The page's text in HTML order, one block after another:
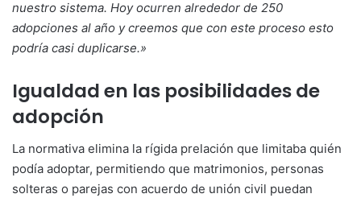
nuestro sistema. Hoy ocurren alrededor de 250
adopciones al año y creemos que con este proceso esto
podría casi duplicarse.»
Igualdad en las posibilidades de
adopción
La normativa elimina la rígida prelación que limitaba quién
podía adoptar, permitiendo que matrimonios, personas
solteras o parejas con acuerdo de unión civil puedan